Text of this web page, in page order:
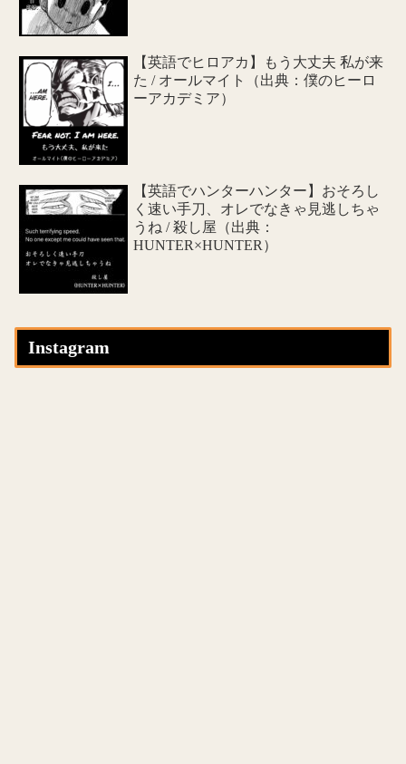
【英語でヒロアカ】もう大丈夫 私が来
た / オールマイト（出典：僕のヒーロ
ーアカデミア）
【英語でハンターハンター】おそろし
く速い手刀、オレでなきゃ見逃しちゃ
うね / 殺し屋（出典：
HUNTER×HUNTER）
Instagram